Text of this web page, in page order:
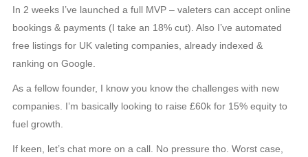
In 2 weeks I’ve launched a full MVP – valeters can accept online
bookings & payments (I take an 18% cut). Also I’ve automated
free listings for UK valeting companies, already indexed &
ranking on Google.
As a fellow founder, I know you know the challenges with new
companies. I’m basically looking to raise £60k for 15% equity to
fuel growth.
If keen, let’s chat more on a call. No pressure tho. Worst case,